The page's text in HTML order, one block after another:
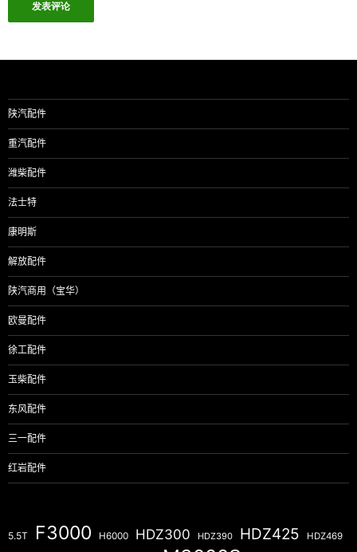
陕汽配件
重汽配件
潍柴配件
法士特
康明斯
解放配件
陕汽商用（宝华）
欧曼配件
徐工配件
玉柴配件
东风配件
三一配件
红岩配件
5.5T F3000 H6000 HDZ300 HDZ390 HDZ425 HDZ469